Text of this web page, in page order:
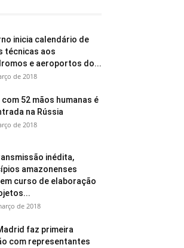
inicia calendário de
técnicas aos
e aeroportos do...
de 2018
com 52 mãos humanas é
na Rússia
de 2018
inédita,
amazonenses
curso de elaboração
de 2018
faz primeira
com representantes